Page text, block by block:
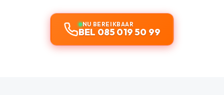
NU BEREIKBAAR
BEL 085 019 50 99